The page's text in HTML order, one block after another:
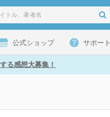
公式ショップ サポート
る感想大募集！